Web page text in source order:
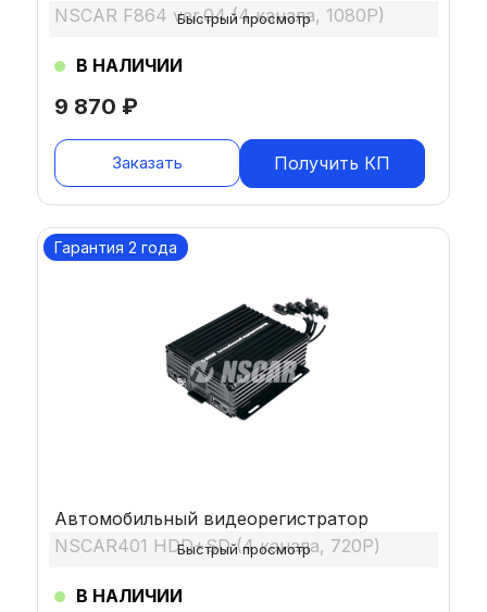
9 870 ₽
NSCAR F864 ver.04 (4 канала, 1080P)
В НАЛИЧИИ
Заказать Получить КП
Быстрый просмотр
Гарантия 2 года
Автомобильный видеорегистратор
NSCAR401 HDD+SD (4 канала, 720Р)
В НАЛИЧИИ
Быстрый просмотр